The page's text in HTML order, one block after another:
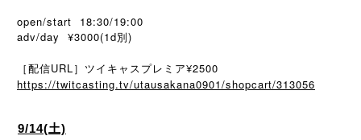
open/start 18:30/19:00
adv/day ¥3000(1d別)
［配信URL］ツイキャスプレミア¥2500
https://twitcasting.tv/utausakana0901/shopcart/313056
9/14(土)